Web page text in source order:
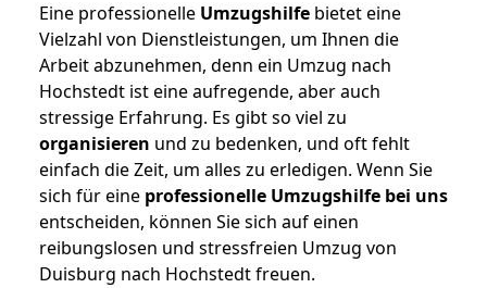
Eine professionelle Umzugshilfe bietet eine
Vielzahl von Dienstleistungen, um Ihnen die
Arbeit abzunehmen, denn ein Umzug nach
Hochstedt ist eine aufregende, aber auch
stressige Erfahrung. Es gibt so viel zu
organisieren und zu bedenken, und oft fehlt
einfach die Zeit, um alles zu erledigen. Wenn Sie
sich für eine professionelle Umzugshilfe bei uns
entscheiden, können Sie sich auf einen
reibungslosen und stressfreien Umzug von
Duisburg nach Hochstedt freuen.